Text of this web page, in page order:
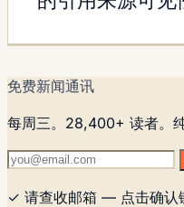
免费新闻通讯
每周三。28,400+ 读者。纯
✓ 请查收邮箱 — 点击确认